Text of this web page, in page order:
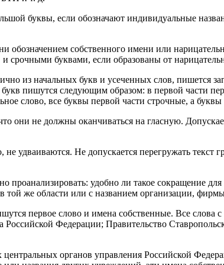
буквы, если обозначают индивидуальные
обозначением собственного имени или
буквами, если образованы от
из начальных букв и усеченных слов, пишется
пишутся следующим образом: в первой части
слово, все буквы первой части строчные, а
они не должны оканчиваться на гласную.
удваиваются. Не допускается перегружать текст
проанализировать: удобно ли такое сокращение
той же области или с названием организации,
первое слово и имена собственные. Все слова
Федерации; Правительство
органов управления Российской